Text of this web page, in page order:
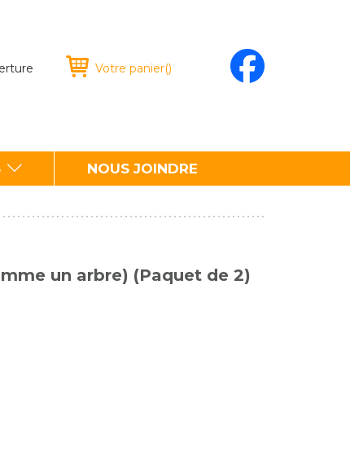
Votre panier()
NOUS JOINDRE
un arbre) (Paquet de 2)